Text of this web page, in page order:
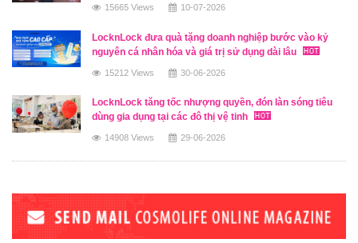
15665 Views 10-07-2026
LocknLock đưa quà tặng doanh nghiệp bước vào kỷ
nguyên cá nhân hóa và giá trị sử dụng dài lâu
15212 Views 30-06-2026
LocknLock tăng tốc nhượng quyền, đón làn sóng tiêu
dùng gia dụng tại các đô thị vệ tinh
14908 Views 29-06-2026